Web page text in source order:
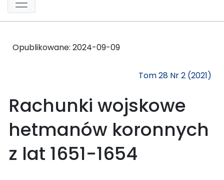
Opublikowane: 2024-09-09
Tom 28 Nr 2 (2021)
Rachunki wojskowe
hetmanów koronnych
z lat 1651-1654